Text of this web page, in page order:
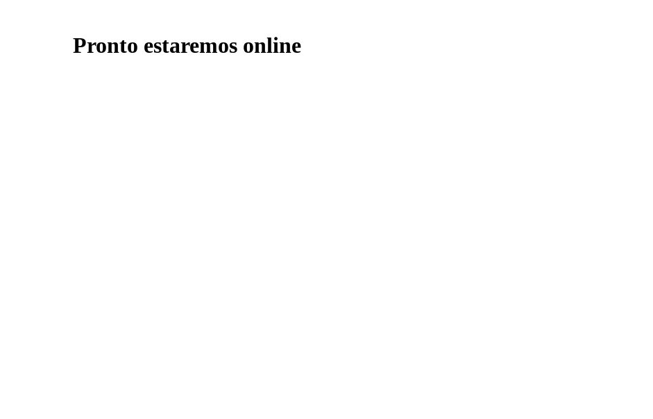
Pronto estaremos online